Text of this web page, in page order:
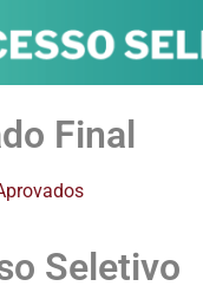
Final
Seletivo